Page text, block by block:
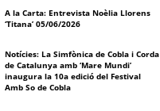
A la Carta: Entrevista Noèlia Llorens
‘Titana’ 05/06/2026
Notícies: La Simfònica de Cobla i Corda
de Catalunya amb ‘Mare Mundi’
inaugura la 10a edició del Festival
Amb So de Cobla